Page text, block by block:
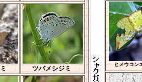
ツバメシジミ
ヒメウコン